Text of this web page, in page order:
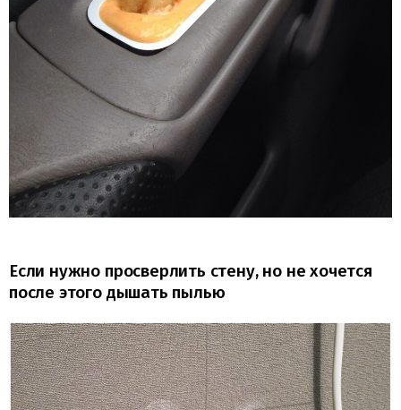
Если нужно просверлить стену, но не хочется
после этого дышать пылью